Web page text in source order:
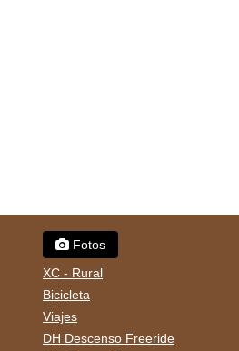
Fotos
XC - Rural
Bicicleta
Viajes
DH Descenso Freeride